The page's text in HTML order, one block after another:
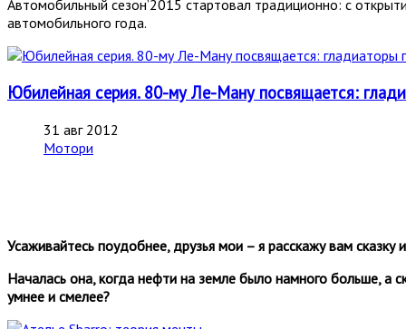
Автомобильный сезон’2015 стартовал традиционно: с
автомобильного года.
Юбилейная серия. 80-му Ле-Ману посвящается:
31 авг 2012
Мотори
Усаживайтесь поудобнее, друзья мои – я расскажу вам
Началась она, когда нефти на земле было намного больше, а
умнее и смелее?